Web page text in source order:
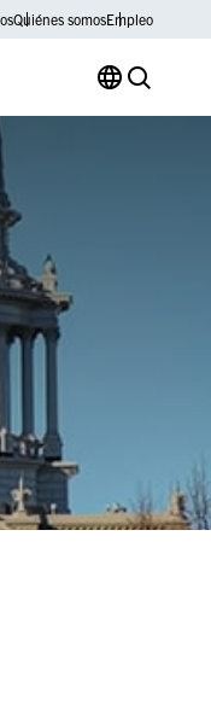
Quiénes somosEmpleo